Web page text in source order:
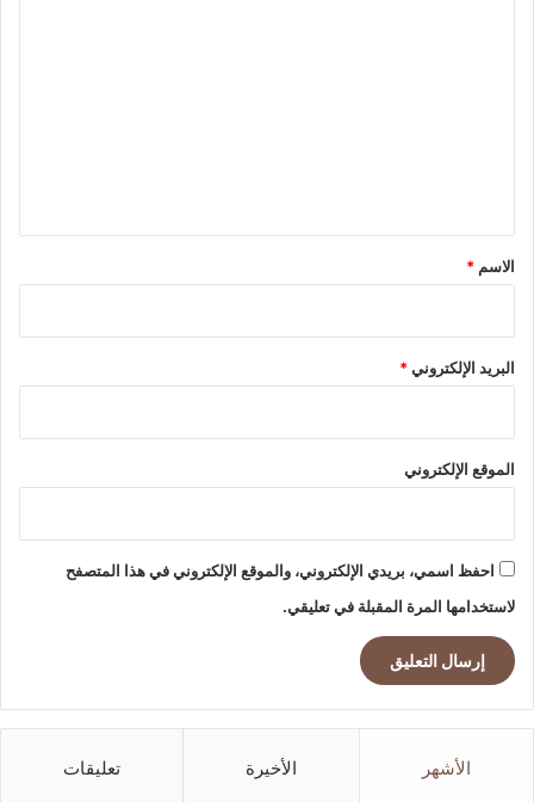
*
الاسم *
البريد الإلكتروني*
الموقع الإلكتروني
احفظ اسمي، بريدي الإلكتروني، والموقع الإلكتروني في هذا المتصفح
لاستخدامها المرة المقبلة في تعليقي.
الأشهر الأخيرة تعليقات